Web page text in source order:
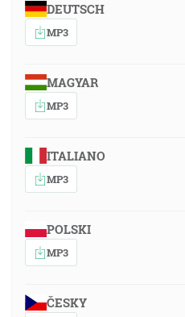
DEUTSCH
MP3
MAGYAR
MP3
ITALIANO
MP3
POLSKI
MP3
ČESKY